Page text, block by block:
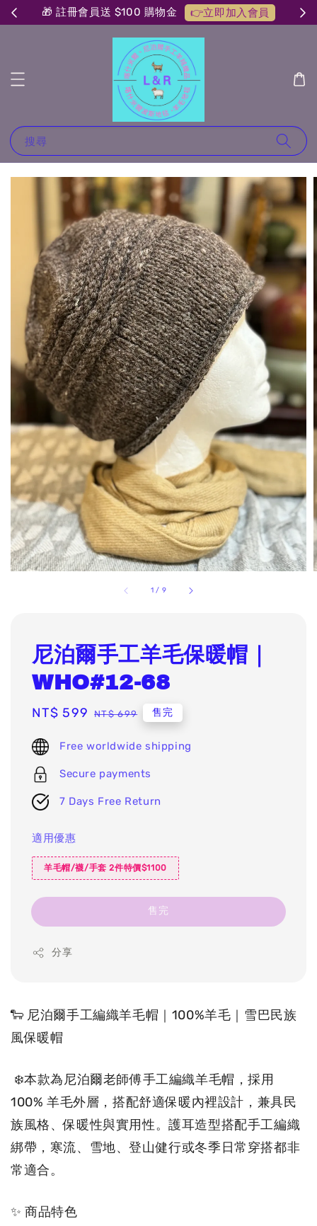
🎁 註冊會員送 $100 購物金 👉立即加入會員
搜尋
1 / 9
尼泊爾手工羊毛保暖帽｜
WHO#12-68
Sale
NT$ 599 Regular
NT$ 699 售完
Free worldwide shipping
Secure payments
7 Days Free Return
適用優惠
羊毛帽/襪/手套 2件特價$1100
售完
分享
🐑 尼泊爾手工編織羊毛帽｜100%羊毛｜雪巴民族
風保暖帽
❄️本款為尼泊爾老師傅手工編織羊毛帽，採用
100% 羊毛外層，搭配舒適保暖內裡設計，兼具民
族風格、保暖性與實用性。護耳造型搭配手工編織
綁帶，寒流、雪地、登山健行或冬季日常穿搭都非
常適合。
✨ 商品特色